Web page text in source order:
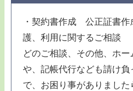
・契約書作成 公正証書
護、利用に関するご相談
どのご相談、その他、ホ
や、記帳代行なども請け
で、お困り事がありました